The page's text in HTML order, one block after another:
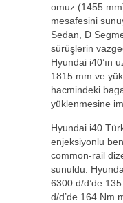
omuz (1455
mesafesini
Sedan, D
sürüşlerin
Hyundai i40’ın
1815 mm ve
hacmindeki
yüklenmesine
Hyundai i40
enjeksiyonlu
common-rail
sunuldu.
6300 d/d’de
d/d’de 164 Nm